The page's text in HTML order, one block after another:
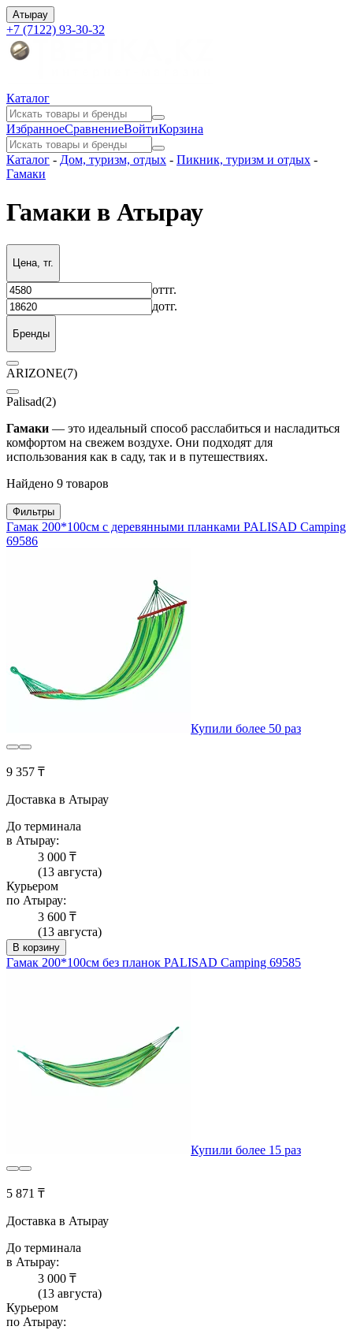
Атырау
+7 (7122) 93-30-32
Каталог
ИзбранноеСравнениеВойтиКорзина
Каталог - Дом, туризм, отдых - Пикник, туризм и отдых -
Гамаки
Гамаки в Атырау
Цена, тг.
оттг.
дотг.
Бренды
ARIZONE(7)
Palisad(2)
Гамаки — это идеальный способ расслабиться и насладиться
комфортом на свежем воздухе. Они подходят для
использования как в саду, так и в путешествиях.
Найдено 9 товаров
Фильтры
Гамак 200*100см с деревянными планками PALISAD Camping
69586
Купили более 50 раз
9 357 ₸
Доставка в Атырау
До терминала
в Атырау:
3 000 ₸
(13 августа)
Курьером
по Атырау:
3 600 ₸
(13 августа)
В корзину
Гамак 200*100см без планок PALISAD Camping 69585
Купили более 15 раз
5 871 ₸
Доставка в Атырау
До терминала
в Атырау:
3 000 ₸
(13 августа)
Курьером
по Атырау: